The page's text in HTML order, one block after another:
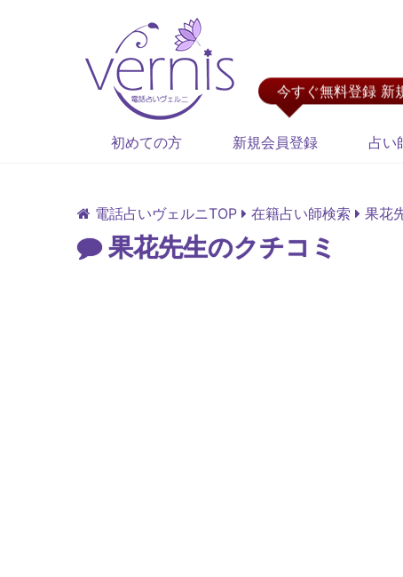
今すぐ無料登録 新
初めての方 新規会員登録 占い
電話占いヴェルニTOP 在籍占い師検索 果花
果花先生のクチコミ